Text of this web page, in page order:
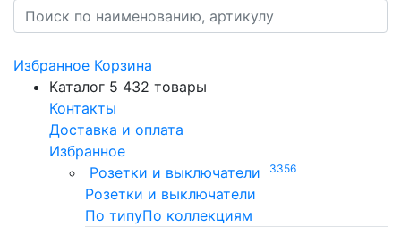
Избранное Корзина
Каталог 5 432 товары
Контакты
Доставка и оплата
Избранное
Розетки и выключатели
3356
Розетки и выключатели
По типуПо коллекциям